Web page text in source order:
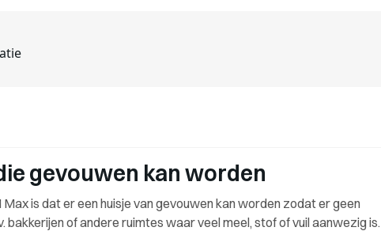
gevouwen kan worden
is dat er een huisje van gevouwen kan worden zodat er geen
bakkerijen of andere ruimtes waar veel meel, stof of vuil aanwezig is.